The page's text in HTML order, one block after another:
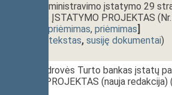
Mokesčių administravimo įstatymo 29
įgyvendinimo ĮSTATYMO PROJEKTAS
priėmimas, priėmimas]
dokumento tekstas, susiję dokumentai)
Akcinės bendrovės Turto bankas įstatų
ĮSTATYMO PROJEKTAS (nauja